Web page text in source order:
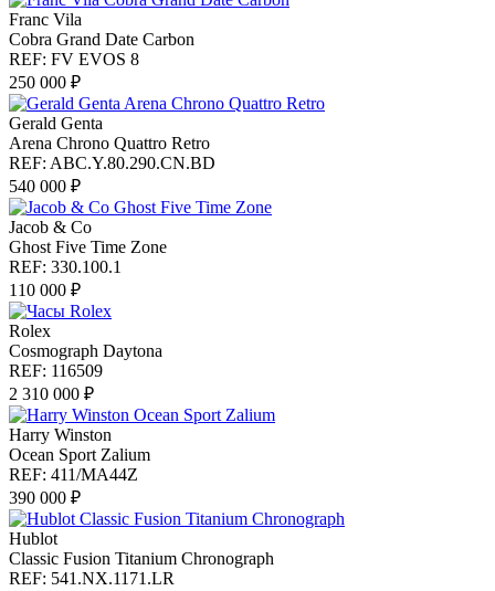
Franc Vila
Cobra Grand Date Carbon
REF: FV EVOS 8
250 000 ₽
Gerald Genta
Arena Chrono Quattro Retro
REF: ABC.Y.80.290.CN.BD
540 000 ₽
Jacob & Co
Ghost Five Time Zone
REF: 330.100.1
110 000 ₽
Rolex
Cosmograph Daytona
REF: 116509
2 310 000 ₽
Harry Winston
Ocean Sport Zalium
REF: 411/MA44Z
390 000 ₽
Hublot
Classic Fusion Titanium Chronograph
REF: 541.NX.1171.LR